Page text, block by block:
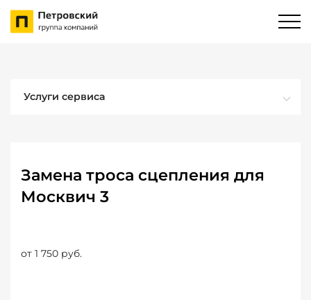
Услуги сервиса
Замена троса сцепления для
Москвич 3
от 1 750 руб.